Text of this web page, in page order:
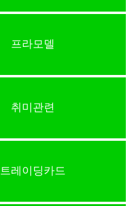
프라모델
취미관련
트레이딩카드